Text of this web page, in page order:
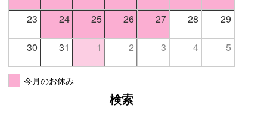
23 24 25 26 27 28 29
30 31 1 2 3 4 5
今月のお休み
検索